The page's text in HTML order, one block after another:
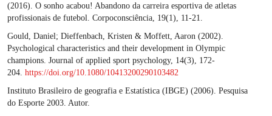
(2016). O sonho acabou! Abandono da carreira esportiva de atletas
profissionais de futebol. Corpoconsciência, 19(1), 11-21.
Gould, Daniel; Dieffenbach, Kristen & Moffett, Aaron (2002).
Psychological characteristics and their development in Olympic
champions. Journal of applied sport psychology, 14(3), 172-
204. https://doi.org/10.1080/10413200290103482
Instituto Brasileiro de geografia e Estatística (IBGE) (2006). Pesquisa
do Esporte 2003. Autor.